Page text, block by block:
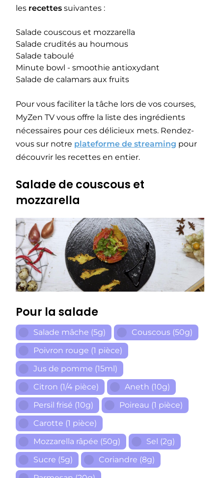
les recettes suivantes :
Salade couscous et mozzarella
Salade crudités au houmous
Salade taboulé
Minute bowl - smoothie antioxydant
Salade de calamars aux fruits
Pour vous faciliter la tâche lors de vos courses,
MyZen TV vous offre la liste des ingrédients
nécessaires pour ces délicieux mets. Rendez-
vous sur notre plateforme de streaming pour
découvrir les recettes en entier.
Salade de couscous et
mozzarella
Pour la salade
Salade mâche (5g)
Couscous (50g)
Poivron rouge (1 pièce)
Jus de pomme (15ml)
Citron (1/4 pièce)
Aneth (10g)
Persil frisé (10g)
Poireau (1 pièce)
Carotte (1 pièce)
Mozzarella râpée (50g)
Sel (2g)
Sucre (5g)
Coriandre (8g)